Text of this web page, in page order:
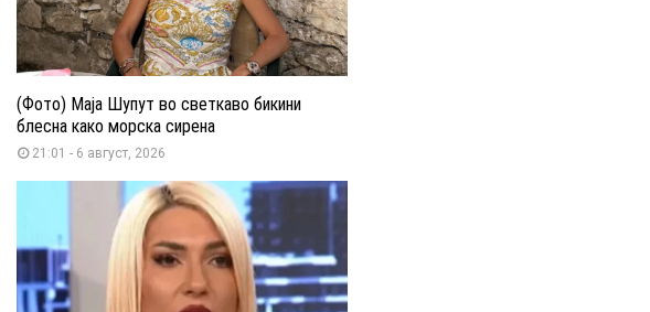
(Фото) Маја Шупут во светкаво бикини
блесна како морска сирена
21:01 - 6 август, 2026